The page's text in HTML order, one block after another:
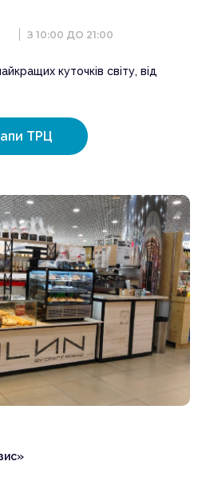
З 10:00 ДО 21:00
куточків світу, від
ТРЦ